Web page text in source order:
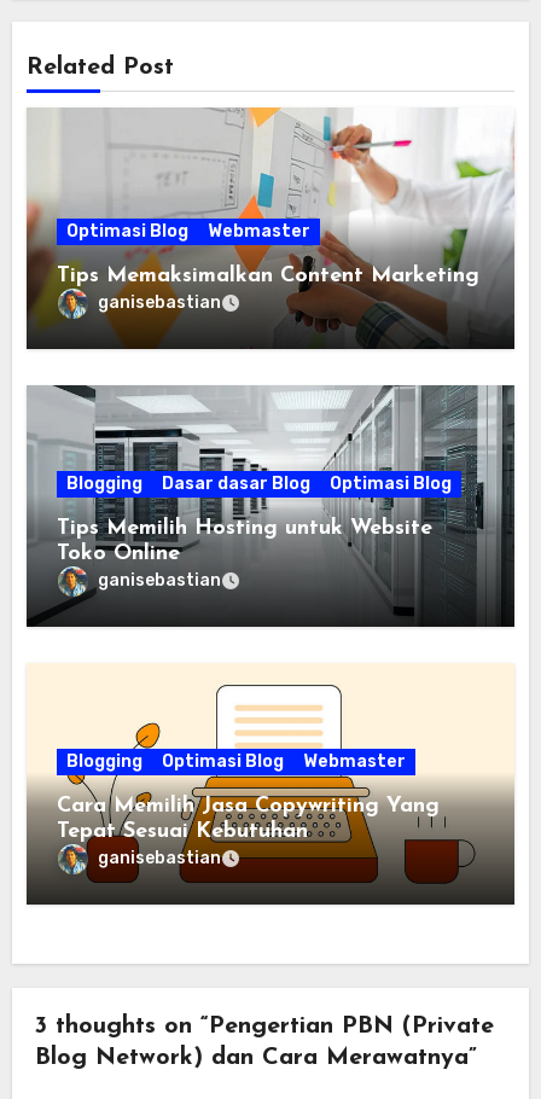
Related Post
Optimasi Blog Webmaster
Tips Memaksimalkan Content Marketing
ganisebastian
Blogging Dasar dasar Blog Optimasi Blog
Tips Memilih Hosting untuk Website
Toko Online
ganisebastian
Blogging Optimasi Blog Webmaster
Cara Memilih Jasa Copywriting Yang
Tepat Sesuai Kebutuhan
ganisebastian
3 thoughts on “Pengertian PBN (Private
Blog Network) dan Cara Merawatnya”